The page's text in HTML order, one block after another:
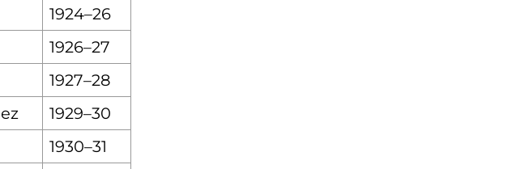
1924–26
1926–27
1927–28
1929–30
1930–31